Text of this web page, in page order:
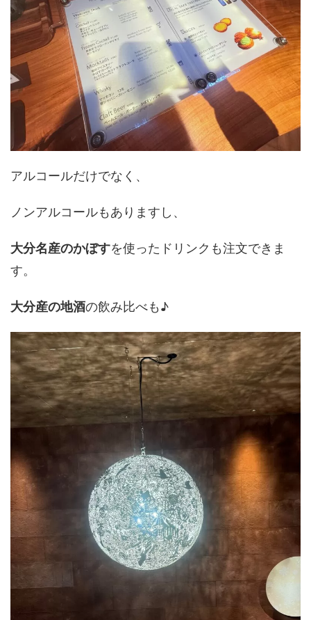
アルコールだけでなく、
ノンアルコールもありますし、
大分名産のかぼすを使ったドリンクも注文できま
す。
大分産の地酒の飲み比べも♪